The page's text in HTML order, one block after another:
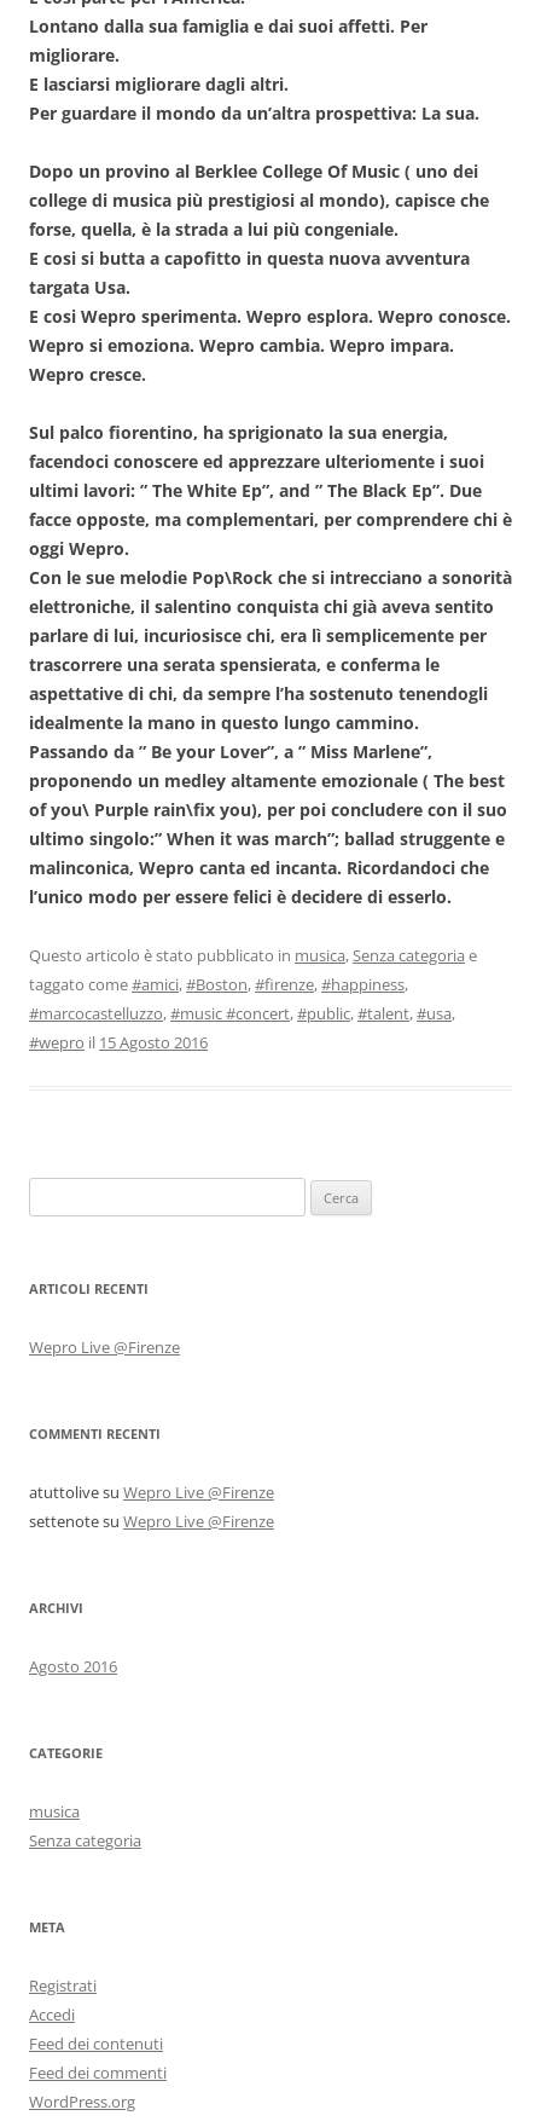
Lontano dalla sua famiglia e dai suoi affetti. Per
migliorare.
E lasciarsi migliorare dagli altri.
Per guardare il mondo da un’altra prospettiva: La sua.
Dopo un provino al Berklee College Of Music ( uno dei
college di musica più prestigiosi al mondo), capisce che
forse, quella, è la strada a lui più congeniale.
E cosi si butta a capofitto in questa nuova avventura
targata Usa.
E cosi Wepro sperimenta. Wepro esplora. Wepro conosce.
Wepro si emoziona. Wepro cambia. Wepro impara.
Wepro cresce.
Sul palco fiorentino, ha sprigionato la sua energia,
facendoci conoscere ed apprezzare ulteriomente i suoi
ultimi lavori: ” The White Ep”, and ” The Black Ep”. Due
facce opposte, ma complementari, per comprendere chi è
oggi Wepro.
Con le sue melodie Pop\Rock che si intrecciano a sonorità
elettroniche, il salentino conquista chi già aveva sentito
parlare di lui, incuriosisce chi, era lì semplicemente per
trascorrere una serata spensierata, e conferma le
aspettative di chi, da sempre l’ha sostenuto tenendogli
idealmente la mano in questo lungo cammino.
Passando da ” Be your Lover”, a ” Miss Marlene”,
proponendo un medley altamente emozionale ( The best
of you\ Purple rain\fix you), per poi concludere con il suo
ultimo singolo:” When it was march”; ballad struggente e
malinconica, Wepro canta ed incanta. Ricordandoci che
l’unico modo per essere felici è decidere di esserlo.
Questo articolo è stato pubblicato in musica,Senza categoria e
taggato come#amici,#Boston,#firenze,#happiness,
#marcocastelluzzo,#music #concert,#public,#talent,#usa,
#wepro il 15 Agosto 2016
per:
ARTICOLI RECENTI
Wepro Live @Firenze
COMMENTI RECENTI
atuttolivesu Wepro Live @Firenze
settenotesu Wepro Live @Firenze
ARCHIVI
Agosto 2016
CATEGORIE
musica
Senza categoria
META
Registrati
Accedi
Feed dei contenuti
Feed dei commenti
WordPress.org